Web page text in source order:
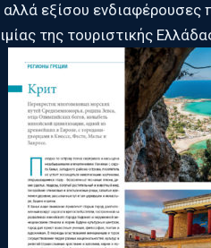
εξίσου ενδιαφέρουσες
της τουριστικής